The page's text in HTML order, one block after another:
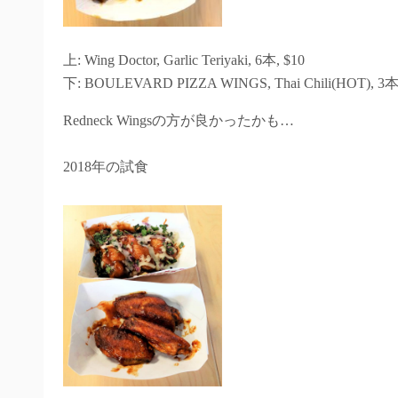
上: Wing Doctor, Garlic Teriyaki, 6本, $10
下: BOULEVARD PIZZA WINGS, Thai Chili(HOT), 3
Redneck Wingsの方が良かったかも…
2018年の試食